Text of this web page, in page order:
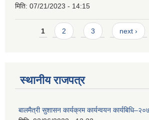
मिति: 07/21/2023 - 14:15
Pages
1 2 3 next ›
स्थानीय राजपत्र
बालमैत्री सुशासन कार्यक्रम कार्यन्वयन